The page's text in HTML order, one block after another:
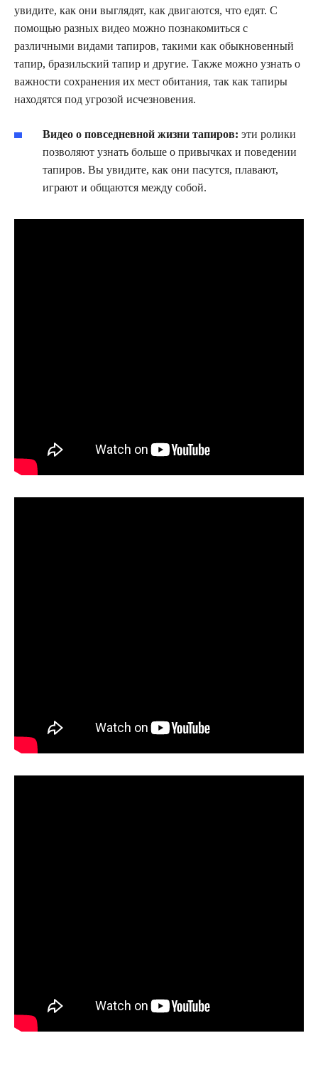
увидите, как они выглядят, как двигаются, что едят. С
помощью разных видео можно познакомиться с
различными видами тапиров, такими как обыкновенный
тапир, бразильский тапир и другие. Также можно узнать о
важности сохранения их мест обитания, так как тапиры
находятся под угрозой исчезновения.
Видео о повседневной жизни тапиров: эти ролики
позволяют узнать больше о привычках и поведении
тапиров. Вы увидите, как они пасутся, плавают,
играют и общаются между собой.